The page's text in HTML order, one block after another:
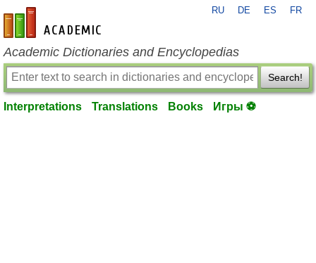
en-academic.com
RU DE ES FR
Academic Dictionaries and Encyclopedias
Search!
Interpretations Translations Books Игры ⚽